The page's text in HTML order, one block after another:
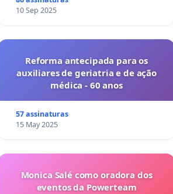
10 Sep 2025
Reforma antecipada para os
auxiliares de geriatria e de ação
médica - 60 anos
57 assinaturas
15 May 2025
Monica Salé como oradora dos
eventos da Powerteam